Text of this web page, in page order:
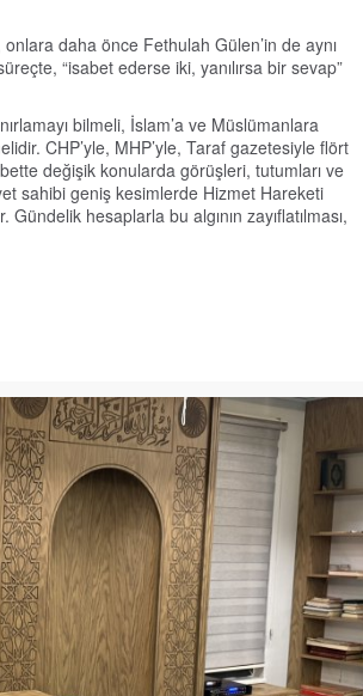
daha önce Fethulah Gülen’in de aynı
“isabet ederse iki, yanılırsa bir sevap”
bilmeli, İslam’a ve Müslümanlara
CHP’yle, MHP’yle, Taraf gazetesiyle flört
değişik konularda görüşleri, tutumları ve
sahibi geniş kesimlerde Hizmet Hareketi
hesaplarla bu algının zayıflatılması,